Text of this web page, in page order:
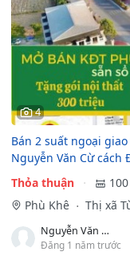
4
Bán 2 suất ngoại
Nguyễn Văn Cừ cách
Thỏa thuận
Phù Khê
Thị xã
Nguyễn Văn Kiên
Đăng 1 năm trước